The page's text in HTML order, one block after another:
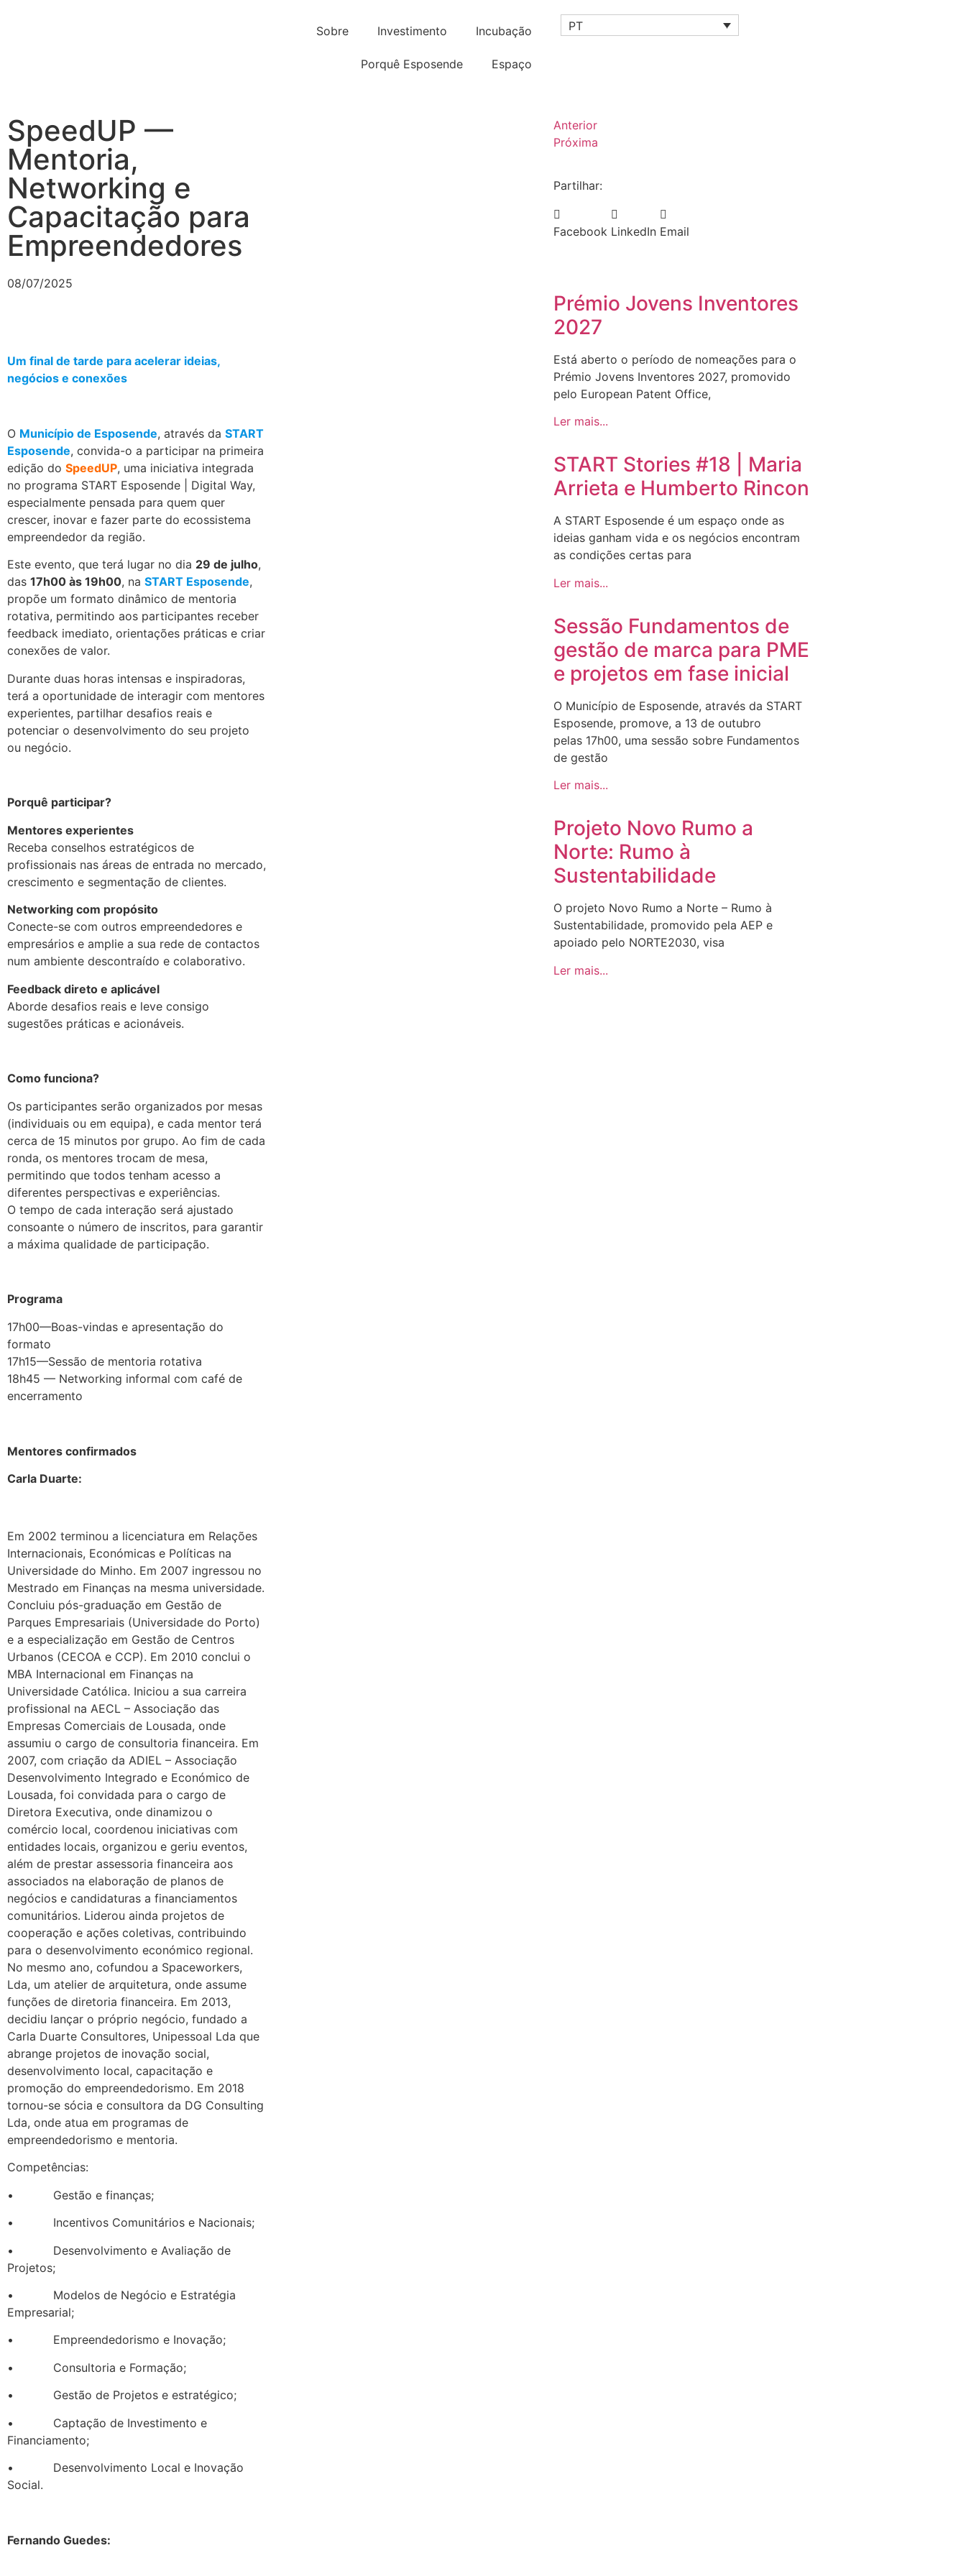
Sobre Investimento Incubação
Porquê Esposende Espaço
PT
SpeedUP —
Mentoria,
Networking e
Capacitação para
Empreendedores
08/07/2025
Um final de tarde para acelerar ideias,
negócios e conexões
O Município de Esposende, através da START
Esposende, convida-o a participar na primeira
edição do SpeedUP, uma iniciativa integrada
no programa START Esposende | Digital Way,
especialmente pensada para quem quer
crescer, inovar e fazer parte do ecossistema
empreendedor da região.
Este evento, que terá lugar no dia 29 de julho,
das 17h00 às 19h00, na START Esposende,
propõe um formato dinâmico de mentoria
rotativa, permitindo aos participantes receber
feedback imediato, orientações práticas e criar
conexões de valor.
Durante duas horas intensas e inspiradoras,
terá a oportunidade de interagir com mentores
experientes, partilhar desafios reais e
potenciar o desenvolvimento do seu projeto
ou negócio.
Porquê participar?
Mentores experientes
Receba conselhos estratégicos de
profissionais nas áreas de entrada no mercado,
crescimento e segmentação de clientes.
Networking com propósito
Conecte-se com outros empreendedores e
empresários e amplie a sua rede de contactos
num ambiente descontraído e colaborativo.
Feedback direto e aplicável
Aborde desafios reais e leve consigo
sugestões práticas e acionáveis.
Como funciona?
Os participantes serão organizados por mesas
(individuais ou em equipa), e cada mentor terá
cerca de 15 minutos por grupo. Ao fim de cada
ronda, os mentores trocam de mesa,
permitindo que todos tenham acesso a
diferentes perspectivas e experiências.
O tempo de cada interação será ajustado
consoante o número de inscritos, para garantir
a máxima qualidade de participação.
Programa
17h00—Boas-vindas e apresentação do
formato
17h15—Sessão de mentoria rotativa
18h45 — Networking informal com café de
encerramento
Mentores confirmados
Carla Duarte:
Em 2002 terminou a licenciatura em Relações
Internacionais, Económicas e Políticas na
Universidade do Minho. Em 2007 ingressou no
Mestrado em Finanças na mesma universidade.
Concluiu pós-graduação em Gestão de
Parques Empresariais (Universidade do Porto)
e a especialização em Gestão de Centros
Urbanos (CECOA e CCP). Em 2010 conclui o
MBA Internacional em Finanças na
Universidade Católica. Iniciou a sua carreira
profissional na AECL – Associação das
Empresas Comerciais de Lousada, onde
assumiu o cargo de consultoria financeira. Em
2007, com criação da ADIEL – Associação
Desenvolvimento Integrado e Económico de
Lousada, foi convidada para o cargo de
Diretora Executiva, onde dinamizou o
comércio local, coordenou iniciativas com
entidades locais, organizou e geriu eventos,
além de prestar assessoria financeira aos
associados na elaboração de planos de
negócios e candidaturas a financiamentos
comunitários. Liderou ainda projetos de
cooperação e ações coletivas, contribuindo
para o desenvolvimento económico regional.
No mesmo ano, cofundou a Spaceworkers,
Lda, um atelier de arquitetura, onde assume
funções de diretoria financeira. Em 2013,
decidiu lançar o próprio negócio, fundado a
Carla Duarte Consultores, Unipessoal Lda que
abrange projetos de inovação social,
desenvolvimento local, capacitação e
promoção do empreendedorismo. Em 2018
tornou-se sócia e consultora da DG Consulting
Lda, onde atua em programas de
empreendedorismo e mentoria.
Competências:
• Gestão e finanças;
• Incentivos Comunitários e Nacionais;
• Desenvolvimento e Avaliação de
Projetos;
• Modelos de Negócio e Estratégia
Empresarial;
• Empreendedorismo e Inovação;
• Consultoria e Formação;
• Gestão de Projetos e estratégico;
• Captação de Investimento e
Financiamento;
• Desenvolvimento Local e Inovação
Social.
Fernando Guedes:
Anterior
Próxima
Partilhar:
Facebook LinkedIn Email
Prémio Jovens Inventores
2027
Está aberto o período de nomeações para o
Prémio Jovens Inventores 2027, promovido
pelo European Patent Office,
Ler mais...
START Stories #18 | Maria
Arrieta e Humberto Rincon
A START Esposende é um espaço onde as
ideias ganham vida e os negócios encontram
as condições certas para
Ler mais...
Sessão Fundamentos de
gestão de marca para PME
e projetos em fase inicial
O Município de Esposende, através da START
Esposende, promove, a 13 de outubro
pelas 17h00, uma sessão sobre Fundamentos
de gestão
Ler mais...
Projeto Novo Rumo a
Norte: Rumo à
Sustentabilidade
O projeto Novo Rumo a Norte – Rumo à
Sustentabilidade, promovido pela AEP e
apoiado pelo NORTE2030, visa
Ler mais...